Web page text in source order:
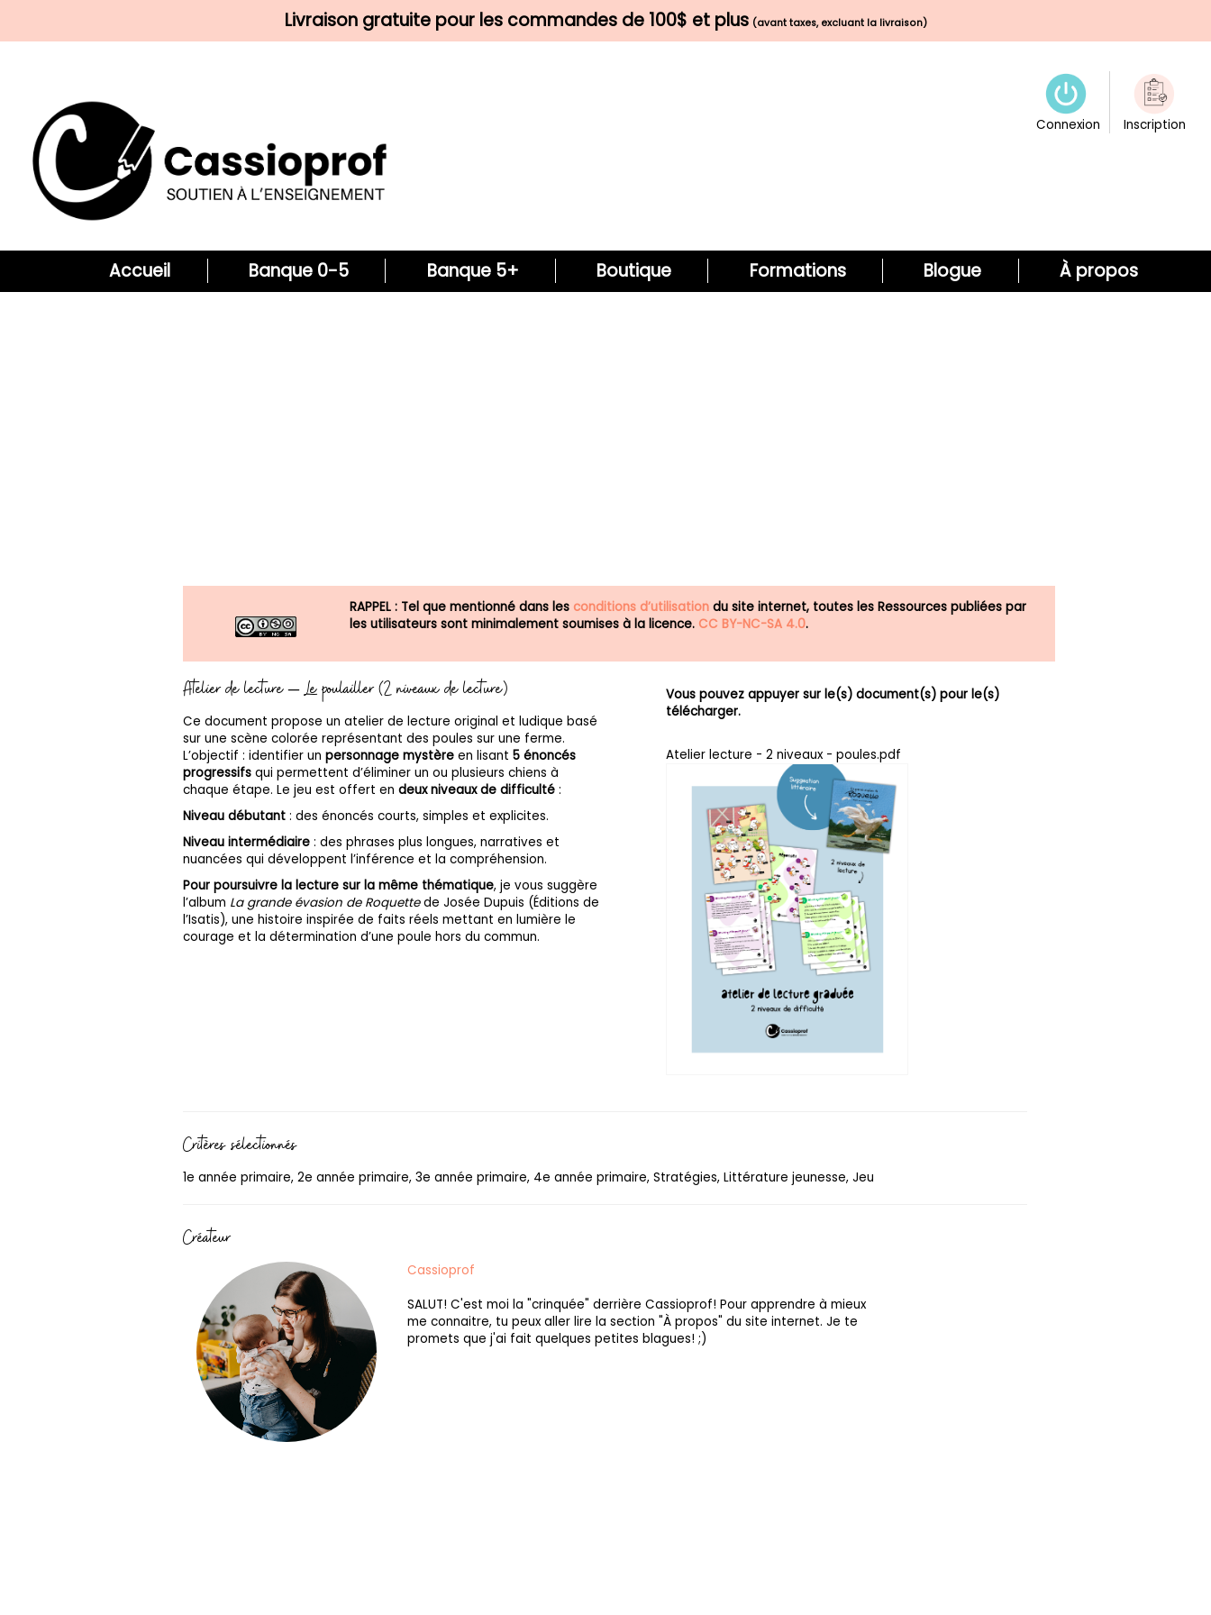
Livraison gratuite pour les commandes de 100$ et plus (avant taxes, excluant la livraison)
Connexion Inscription
Accueil Banque 0-5 Banque 5+ Boutique Formations Blogue À propos
RAPPEL : Tel que mentionné dans les conditions d’utilisation du site internet, toutes les Ressources publiées par
les utilisateurs sont minimalement soumises à la licence. CC BY-NC-SA 4.0.
Atelier de lecture – Le poulailler (2 niveaux de lecture)
Ce document propose un atelier de lecture original et ludique basé
sur une scène colorée représentant des poules sur une ferme.
L’objectif : identifier unpersonnage mystère en lisant5 énoncés
progressifs qui permettent d’éliminer un ou plusieurs chiens à
chaque étape. Le jeu est offert endeux niveaux de difficulté :
Niveau débutant : des énoncés courts, simples et explicites.
Niveau intermédiaire : des phrases plus longues, narratives et
nuancées qui développent l’inférence et la compréhension.
Pour poursuivre la lecture sur la même thématique, je vous suggère
l’album La grande évasion de Roquettede Josée Dupuis (Éditions de
l’Isatis), une histoire inspirée de faits réels mettant en lumière le
courage et la détermination d’une poule hors du commun.
Vous pouvez appuyer sur le(s) document(s) pour le(s)
télécharger.
Atelier lecture - 2 niveaux - poules.pdf
Critères sélectionnés
1e année primaire, 2e année primaire, 3e année primaire, 4e année primaire, Stratégies, Littérature jeunesse, Jeu
Créateur
Cassioprof
SALUT! C'est moi la "crinquée" derrière Cassioprof! Pour apprendre à mieux
me connaitre, tu peux aller lire la section "À propos" du site internet. Je te
promets que j'ai fait quelques petites blagues! ;)